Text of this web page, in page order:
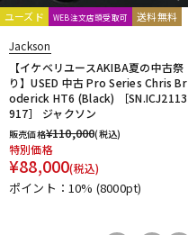
ユーズド WEB注文店頭受取可 送料無料
Jackson
【イケベリユースAKIBA夏の中古祭
り】USED 中古 Pro Series Chris Br
oderick HT6 (Black) ［SN.ICJ2113
917］ ジャクソン
販売価格¥110,000(税込)
特別価格
¥88,000(税込)
ポイント：10% (8000pt)